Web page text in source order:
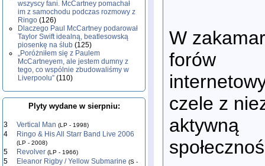
wszyscy fani. McCartney pomachał
im z samochodu podczas rozmowy z
Ringo (126)
Dlaczego Paul McCartney podarował
Taylor Swift idealną, beatlesowską
piosenkę na ślub (125)
„Poróżniłem się z Paulem
McCartneyem, ale jestem dumny z
tego, co wspólnie zbudowaliśmy w
Liverpoolu” (110)
Plyty wydane w sierpniu:
3 Vertical Man (LP - 1998)
4 Ringo & His All Starr Band Live 2006
(LP - 2008)
5 Revolver (LP - 1966)
5 Eleanor Rigby / Yellow Submarine (S -
W
forów
czele z
aktywną